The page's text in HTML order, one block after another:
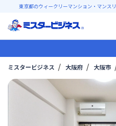
東京都のウィークリーマンション・マンス
ミスタービジネス 大阪府 大阪市